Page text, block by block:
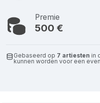
Premie
500 €
Gebaseerd op 7 artiesten in
kunnen worden voor een